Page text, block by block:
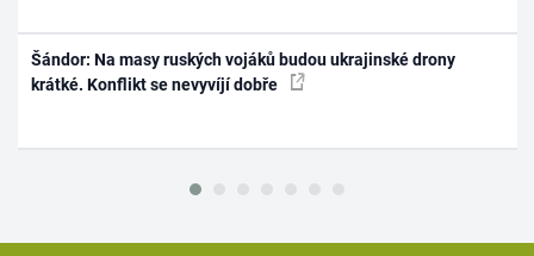
Šándor: Na masy ruských vojáků budou ukrajinské drony
krátké. Konflikt se nevyvíjí dobře